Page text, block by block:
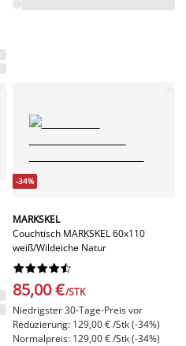
-34%
MARKSKEL
Couchtisch MARKSKEL 60x110
weiß/Wildeiche Natur






85,00 €/STK
Niedrigster 30-Tage-Preis vor
Reduzierung: 129,00 € /Stk (-34%)
Normalpreis: 129,00 € /Stk (-34%)